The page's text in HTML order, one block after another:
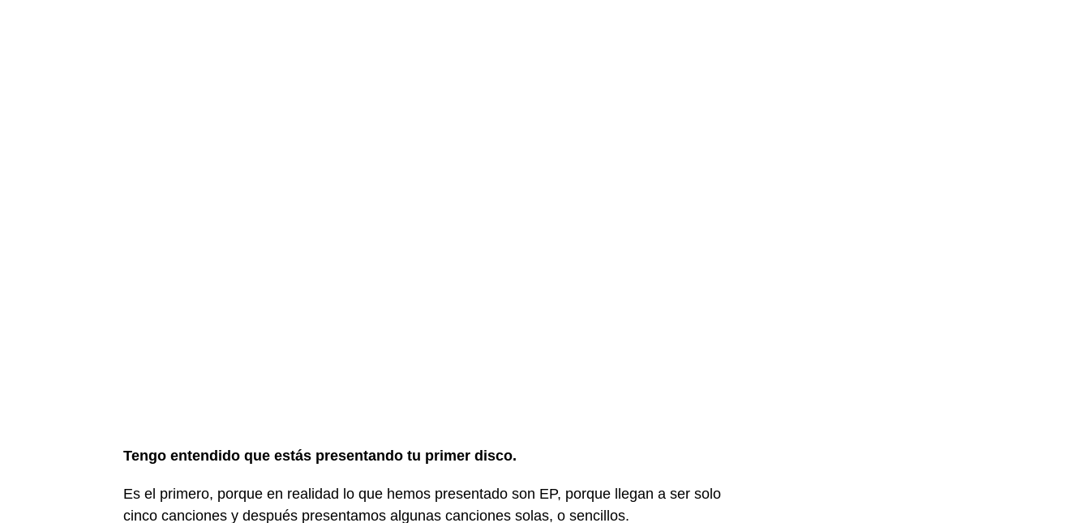
Tengo entendido que estás presentando tu primer disco.
Es el primero, porque en realidad lo que hemos presentado son EP, porque llegan a ser solo
cinco canciones y después presentamos algunas canciones solas, o sencillos.